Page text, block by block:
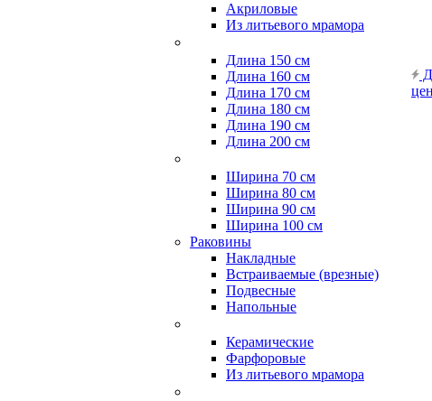
Акриловые
Из литьевого мрамора
Длина 150 см
Длина 160 см
Длина 170 см
Длина 180 см
Длина 190 см
Длина 200 см
Ширина 70 см
Ширина 80 см
Ширина 90 см
Ширина 100 см
Раковины
Накладные
Встраиваемые (врезные)
Подвесные
Напольные
Керамические
Фарфоровые
Из литьевого мрамора